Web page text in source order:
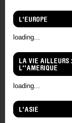
L'EUROPE
loading...
LA VIE AILLEURS :
L''AMERIQUE
loading...
L'ASIE